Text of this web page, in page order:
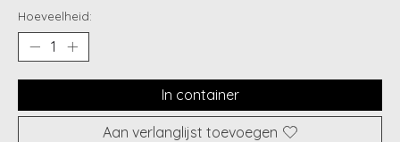
Hoeveelheid:
In container
Aan verlanglijst toevoegen